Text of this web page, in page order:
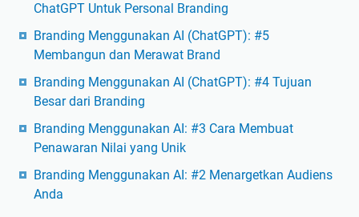
ChatGPT Untuk Personal Branding
Branding Menggunakan AI (ChatGPT): #5
Membangun dan Merawat Brand
Branding Menggunakan AI (ChatGPT): #4 Tujuan
Besar dari Branding
Branding Menggunakan AI: #3 Cara Membuat
Penawaran Nilai yang Unik
Branding Menggunakan AI: #2 Menargetkan Audiens
Anda